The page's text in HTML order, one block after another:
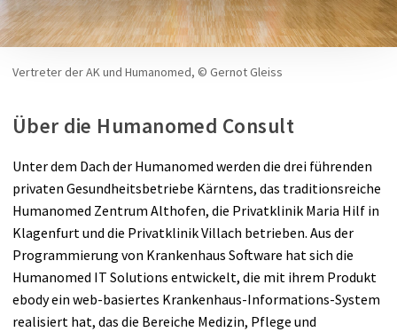
Vertreter der AK und Humanomed, © Gernot Gleiss
Über die Humanomed Consult
Unter dem Dach der Humanomed werden die drei führenden
privaten Gesundheitsbetriebe Kärntens, das traditionsreiche
Humanomed Zentrum Althofen, die Privatklinik Maria Hilf in
Klagenfurt und die Privatklinik Villach betrieben. Aus der
Programmierung von Krankenhaus Software hat sich die
Humanomed IT Solutions entwickelt, die mit ihrem Produkt
ebody ein web-basiertes Krankenhaus-Informations-System
realisiert hat, das die Bereiche Medizin, Pflege und